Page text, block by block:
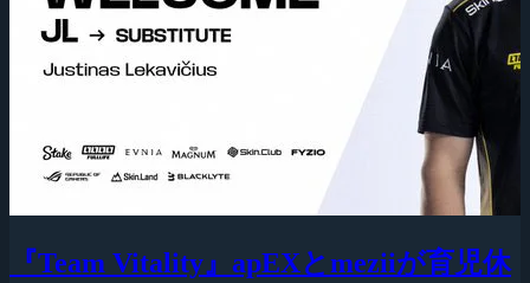
『Team Vitality』apEXとmeziiが育児休